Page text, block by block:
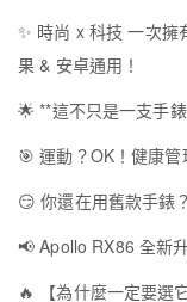
✨ 時尚 x 科技 一次擁
果 & 安卓通用！
🌟 **這不只是一支手
🎯 運動？OK！健康管
😏 你還在用舊款手錶
📢 Apollo RX86 全新
🔥
【為什麼一定要選